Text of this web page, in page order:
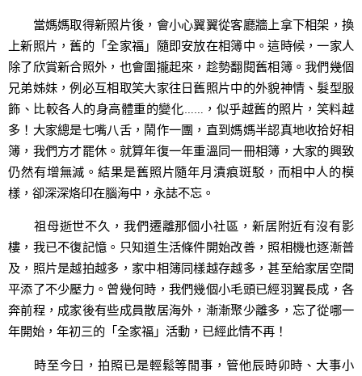
當媽媽取得新照片後，會小心翼翼從客廳牆上拿下相架，換
上新照片，舊的「全家福」隨即安放在相簿中。這時候，一家人
除了欣賞新合照外，也會圍攏起來，趁勢翻閱舊相簿。我們幾個
兄弟姊妹，例必互相取笑大家往日舊照片中的外貌神情、髮型服
飾、比較各人的身高體重的變化……，似乎越舊的照片，笑料越
多！大家總是七嘴八舌，鬧作一團，直到媽媽半認真地收拾好相
簿，我們方才罷休。就算年復一年重溫同一冊相簿，大家的興致
仍然有增無減。結果是舊照片隨年月漬痕斑駁，而相中人的模
樣，卻深深烙印在腦海中，永誌不忘。
祖母逝世不久，我們遷離那個小社區，新居附近有沒有影
樓，我已不復記憶。只知道生活條件開始改善，照相機也逐漸普
及，照片是越拍越多，家中相簿同樣越存越多，甚至給家居空間
平添了不少壓力。曾幾何時，我們幾個小毛頭已經羽翼長成，各
奔前程，成家後有些成員散居海外，漸漸聚少離多，忘了從哪一
年開始，年初三的「全家福」活動，已經此情不再！
時至今日，拍照已是輕鬆等閒事，管他辰時卯時、大事小